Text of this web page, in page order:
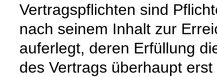
Vertragspflichten sind
nach seinem Inhalt zur
auferlegt, deren Erfüllung
des Vertrags überhaupt